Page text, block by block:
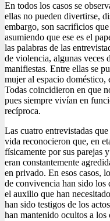
En todos los casos se
ellas no pueden divertirse,
embargo, son sacrificios
asumiendo que ese es el
las palabras de las
de violencia, algunas veces
manifiestas. Entre ellas se
mujer al espacio doméstico,
Todas coincidieron en que
pues siempre vivían en
recíproca.
Las cuatro entrevistadas
vida reconocieron que, en
físicamente por sus parejas
eran constantemente
en privado. En esos casos,
de convivencia han sido los
el auxilio que han
han sido testigos de los
han mantenido ocultos a los